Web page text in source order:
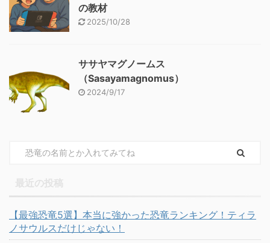
の教材
2025/10/28
ササヤマグノームス
（Sasayamagnomus）
2024/9/17
【最強恐竜5選】本当に強かった恐竜ランキング！ティラ
ノサウルスだけじゃない！